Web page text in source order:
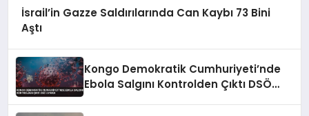
İsrail’in Gazze Saldırılarında Can Kaybı 73 Bini
Aştı
Kongo Demokratik Cumhuriyeti’nde
Ebola Salgını Kontrolden Çıktı DSÖ